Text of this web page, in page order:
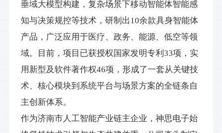
垂域大模型构建，复杂场景下移动智能体智能感
知与决策规控等技术，研制出10余款具身智能体
产品，广泛应用于医疗、政务、能源、低空等领
域。目前，项目已获授权国家发明专利33项，实
用新型及软件著作权46项，形成了一套从关键技
术、核心模块到系统平台与场景方案的全链条自
主创新体系。
作为济南市人工智能产业链主企业，神思电子始